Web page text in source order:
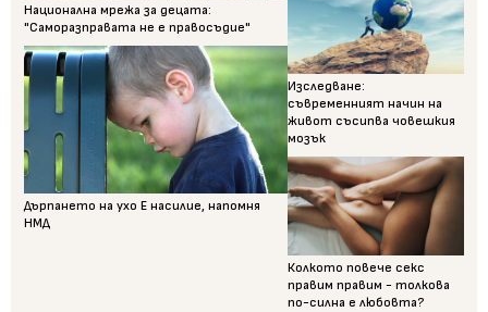
Национална мрежа за децата:
"Саморазправата не е правосъдие"
Дърпането на ухо Е насилие, напомня
НМД
Изследване:
съвременният начин на
живот съсипва човешкия
мозък
Колкото повече секс
правим правим - толкова
по-силна е любовта?